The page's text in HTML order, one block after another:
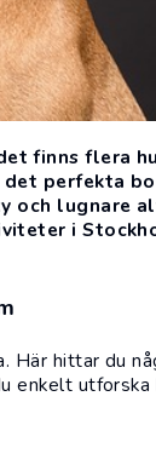
finns flera
perfekta
och lugnare
i
Här hittar du
enkelt